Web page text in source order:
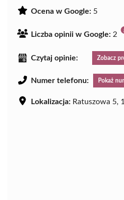
Ocena w Google: 5
Liczba opinii w Google: 2
Czytaj opinie: Zobacz
Numer telefonu: Pokaż
Lokalizacja: Ratuszowa 5,